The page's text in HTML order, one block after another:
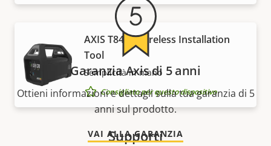
AXIS T8415 Wireless Installation
Tool
Semplicità in mano
Consigliato per questo dispositivo
Supporti
Garanzia Axis di 5 anni
Ottieni informazioni e dettagli sulla tua garanzia di 5
anni sul prodotto.
VAI ALLA GARANZIA